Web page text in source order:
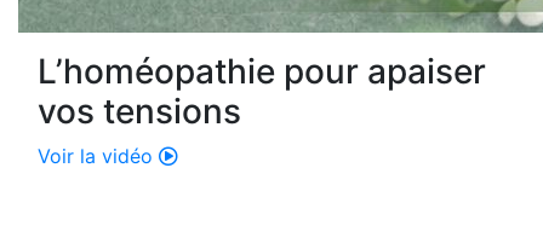
L’homéopathie pour apaiser
vos tensions
Voir la vidéo